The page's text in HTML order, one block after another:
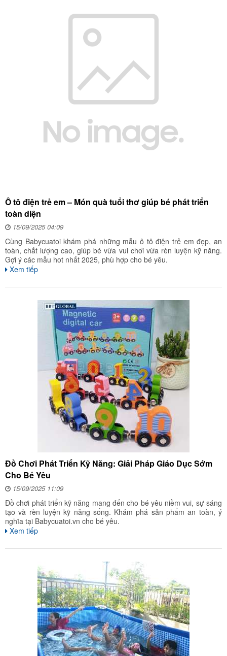
Ô tô điện trẻ em – Món quà tuổi thơ giúp bé phát triển
toàn diện
15/09/2025 04:09
Cùng Babycuatoi khám phá những mẫu ô tô điện trẻ em đẹp, an
toàn, chất lượng cao, giúp bé vừa vui chơi vừa rèn luyện kỹ năng.
Gợi ý các mẫu hot nhất 2025, phù hợp cho bé yêu.
Xem tiếp
Đồ Chơi Phát Triển Kỹ Năng: Giải Pháp Giáo Dục Sớm
Cho Bé Yêu
15/09/2025 11:09
Đồ chơi phát triển kỹ năng mang đến cho bé yêu niềm vui, sự sáng
tạo và rèn luyện kỹ năng sống. Khám phá sản phẩm an toàn, ý
nghĩa tại Babycuatoi.vn cho bé yêu.
Xem tiếp